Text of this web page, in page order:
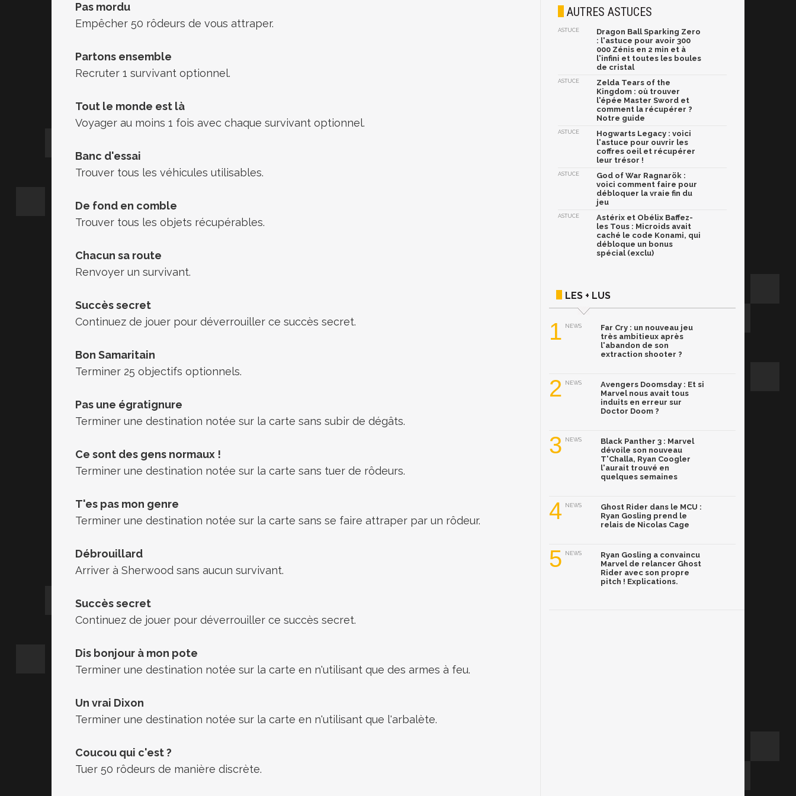
Pas mordu
Empêcher 50 rôdeurs de vous attraper.
Partons ensemble
Recruter 1 survivant optionnel.
Tout le monde est là
Voyager au moins 1 fois avec chaque survivant optionnel.
Banc d'essai
Trouver tous les véhicules utilisables.
De fond en comble
Trouver tous les objets récupérables.
Chacun sa route
Renvoyer un survivant.
Succès secret
Continuez de jouer pour déverrouiller ce succès secret.
Bon Samaritain
Terminer 25 objectifs optionnels.
Pas une égratignure
Terminer une destination notée sur la carte sans subir de dégâts.
Ce sont des gens normaux !
Terminer une destination notée sur la carte sans tuer de rôdeurs.
T'es pas mon genre
Terminer une destination notée sur la carte sans se faire attraper par un rôdeur.
Débrouillard
Arriver à Sherwood sans aucun survivant.
Succès secret
Continuez de jouer pour déverrouiller ce succès secret.
Dis bonjour à mon pote
Terminer une destination notée sur la carte en n'utilisant que des armes à feu.
Un vrai Dixon
Terminer une destination notée sur la carte en n'utilisant que l'arbalète.
Coucou qui c'est ?
Tuer 50 rôdeurs de manière discrète.
AUTRES ASTUCES
ASTUCE
Dragon Ball Sparking Zero
: l'astuce pour avoir 300
000 Zénis en 2 min et à
l'infini et toutes les boules
de cristal
ASTUCE
Zelda Tears of the
Kingdom : où trouver
l'épée Master Sword et
comment la récupérer ?
Notre guide
ASTUCE
Hogwarts Legacy : voici
l'astuce pour ouvrir les
coffres oeil et récupérer
leur trésor !
ASTUCE
God of War Ragnarök :
voici comment faire pour
débloquer la vraie fin du
jeu
ASTUCE
Astérix et Obélix Baffez-
les Tous : Microids avait
caché le code Konami, qui
débloque un bonus
spécial (exclu)
LES + LUS
1 NEWS
Far Cry : un nouveau jeu
très ambitieux après
l'abandon de son
extraction shooter ?
2 NEWS
Avengers Doomsday : Et si
Marvel nous avait tous
induits en erreur sur
Doctor Doom ?
3 NEWS
Black Panther 3 : Marvel
dévoile son nouveau
T'Challa, Ryan Coogler
l'aurait trouvé en
quelques semaines
4 NEWS
Ghost Rider dans le MCU :
Ryan Gosling prend le
relais de Nicolas Cage
5 NEWS
Ryan Gosling a convaincu
Marvel de relancer Ghost
Rider avec son propre
pitch ! Explications.